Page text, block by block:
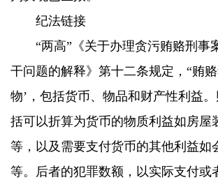
纪法链接
“两高”《关于办理贪污贿赂刑事
干问题的解释》第十二条规定，“贿
物’，包括货币、物品和财产性利益
括可以折算为货币的物质利益如房屋
等，以及需要支付货币的其他利益如
等。后者的犯罪数额，以实际支付或